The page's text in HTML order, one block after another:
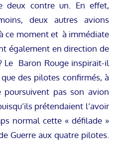
deux contre un. En effet,
deux autres avions
ce moment et à immédiate
également en direction de
Le Baron Rouge inspirait-il
des pilotes confirmés, à
pas son avion
prétendaient l’avoir
normal cette « défilade »
Guerre aux quatre pilotes.